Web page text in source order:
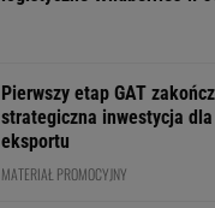
Pierwszy etap GAT
strategiczna inwestycja
eksportu
MATERIAŁ PROMOCYJNY